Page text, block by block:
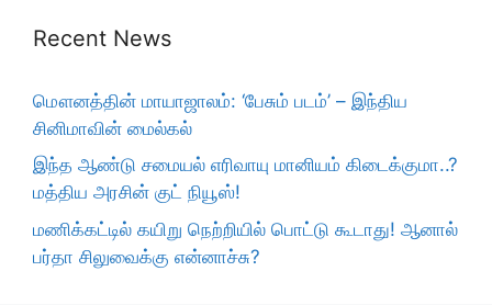
Recent News
மௌனத்தின் மாயாஜாலம்: ‘பேசும் படம்’ – இந்திய
சினிமாவின் மைல்கல்
இந்த ஆண்டு சமையல் எரிவாயு மானியம் கிடைக்குமா..?
மத்திய அரசின் குட் நியூஸ்!
மணிக்கட்டில் கயிறு நெற்றியில் பொட்டு கூடாது! ஆனால்
பர்தா சிலுவைக்கு என்னாச்சு?